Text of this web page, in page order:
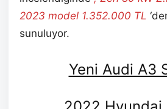
2023 model 1.352.000 TL
sunuluyor.
Yeni Audi A3